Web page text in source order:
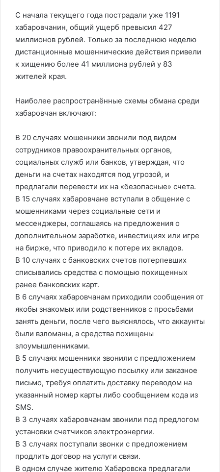
С начала текущего года пострадали уже 1191
хабаровчанин, общий ущерб превысил 427
миллионов рублей. Только за последнюю неделю
дистанционные мошеннические действия привели
к хищению более 41 миллиона рублей у 83
жителей края.
Наиболее распространённые схемы обмана среди
хабаровчан включают:
В 20 случаях мошенники звонили под видом
сотрудников правоохранительных органов,
социальных служб или банков, утверждая, что
деньги на счетах находятся под угрозой, и
предлагали перевести их на «безопасные» счета.
В 15 случаях хабаровчане вступали в общение с
мошенниками через социальные сети и
мессенджеры, соглашаясь на предложения о
дополнительном заработке, инвестициях или игре
на бирже, что приводило к потере их вкладов.
В 10 случаях с банковских счетов потерпевших
списывались средства с помощью похищенных
ранее банковских карт.
В 6 случаях хабаровчанам приходили сообщения от
якобы знакомых или родственников с просьбами
занять деньги, после чего выяснялось, что аккаунты
были взломаны, а средства похищены
злоумышленниками.
В 5 случаях мошенники звонили с предложением
получить несуществующую посылку или заказное
письмо, требуя оплатить доставку переводом на
указанный номер карты либо сообщением кода из
SMS.
В 3 случаях хабаровчанам звонили под предлогом
установки счетчиков электроэнергии.
В 3 случаях поступали звонки с предложением
продлить договор на услуги связи.
В одном случае жителю Хабаровска предлагали